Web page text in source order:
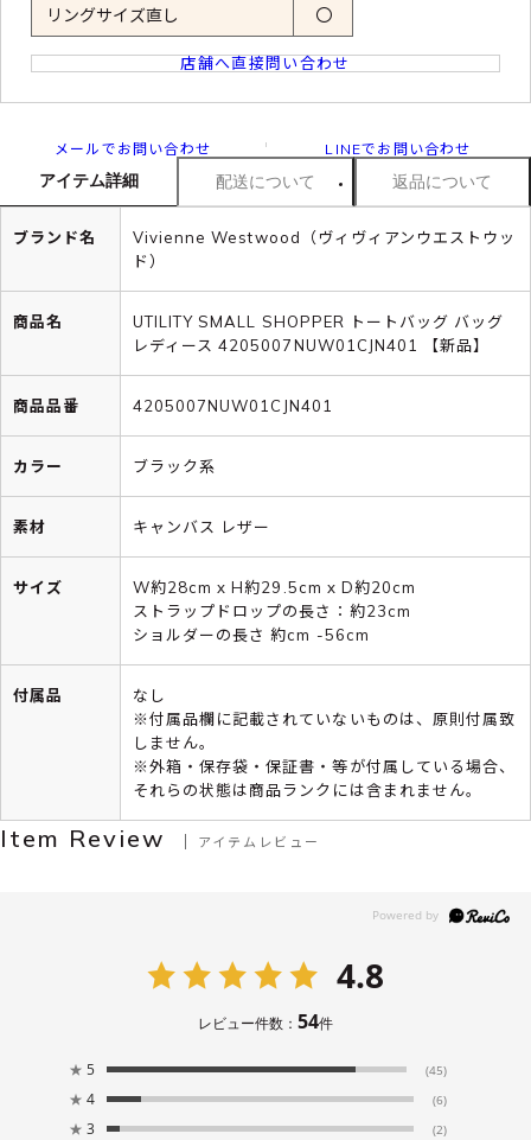
リングサイズ直し 〇
店舗へ直接問い合わせ
メールでお問い合わせ LINEでお問い合わせ
アイテム詳細 配送について 返品について
ブランド名
Vivienne Westwood（ヴィヴィアンウエストウッ
ド）
商品名
UTILITY SMALL SHOPPER トートバッグ バッグ
レディース 4205007NUW01CJN401 【新品】
商品品番 4205007NUW01CJN401
カラー ブラック系
素材 キャンバス レザー
サイズ
W約28cm x H約29.5cm x D約20cm
ストラップドロップの長さ：約23cm
ショルダーの長さ 約cm -56cm
付属品
なし
※付属品欄に記載されていないものは、原則付属致
しません。
※外箱・保存袋・保証書・等が付属している場合、
それらの状態は商品ランクには含まれません。
Item Review アイテムレビュー
4.8
レビュー件数： 54件
★ 5 (45)
★ 4 (6)
★ 3 (2)